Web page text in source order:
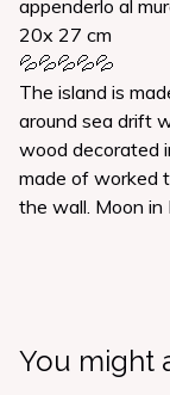
appenderlo al
20x 27 cm
💦💦💦💦💦
The island is
around sea drift
wood decorated
made of worked
the wall. Moon in
You might